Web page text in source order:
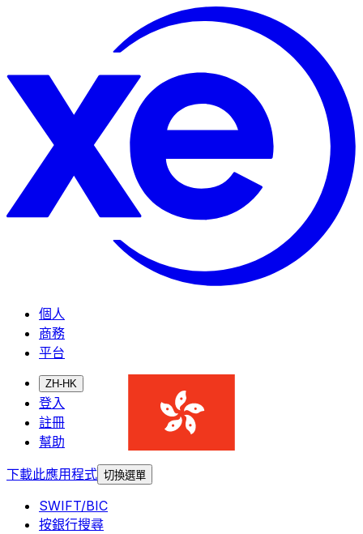
個人
商務
平台
ZH-HK
登入
註冊
幫助
下載此應用程式 切換選單
SWIFT/BIC
按銀行搜尋